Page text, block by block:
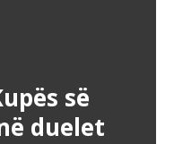
së
duelet